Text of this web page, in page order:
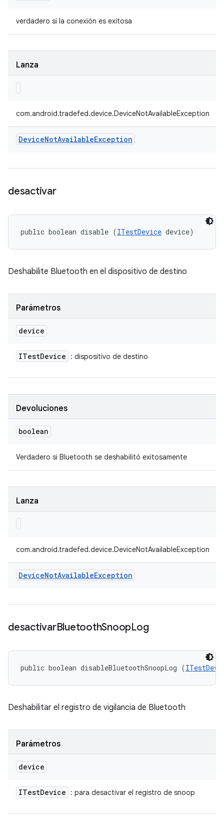
verdadero si la conexión es exitosa
Lanza
com.android.tradefed.device.DeviceNotAvailableException
DeviceNotAvailableException
desactivar
public boolean disable (ITestDevice device)
Deshabilite Bluetooth en el dispositivo de destino
Parámetros
device
ITestDevice : dispositivo de destino
Devoluciones
boolean
Verdadero si Bluetooth se deshabilitó exitosamente
Lanza
com.android.tradefed.device.DeviceNotAvailableException
DeviceNotAvailableException
desactivarBluetoothSnoopLog
public boolean disableBluetoothSnoopLog (
Deshabilitar el registro de vigilancia de Bluetooth
Parámetros
device
ITestDevice : para desactivar el registro de snoop